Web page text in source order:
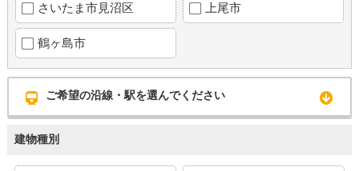
さいたま市見沼区 上尾市
鶴ヶ島市
ご希望の沿線・駅を選んでください
建物種別